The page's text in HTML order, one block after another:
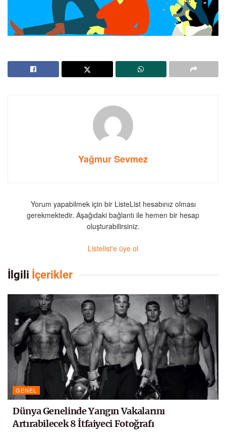
Yağmur Sevmez
Yorum yapabilmek için bir ListeList hesabınız olması
gerekmektedir. Aşağıdaki bağlantı ile hemen bir hesap
oluşturabilirsiniz.
Listelist'e üye ol
İlgili İçerikler
GENEL
Dünya Genelinde Yangın Vakalarını
Artırabilecek 8 İtfaiyeci Fotoğrafı